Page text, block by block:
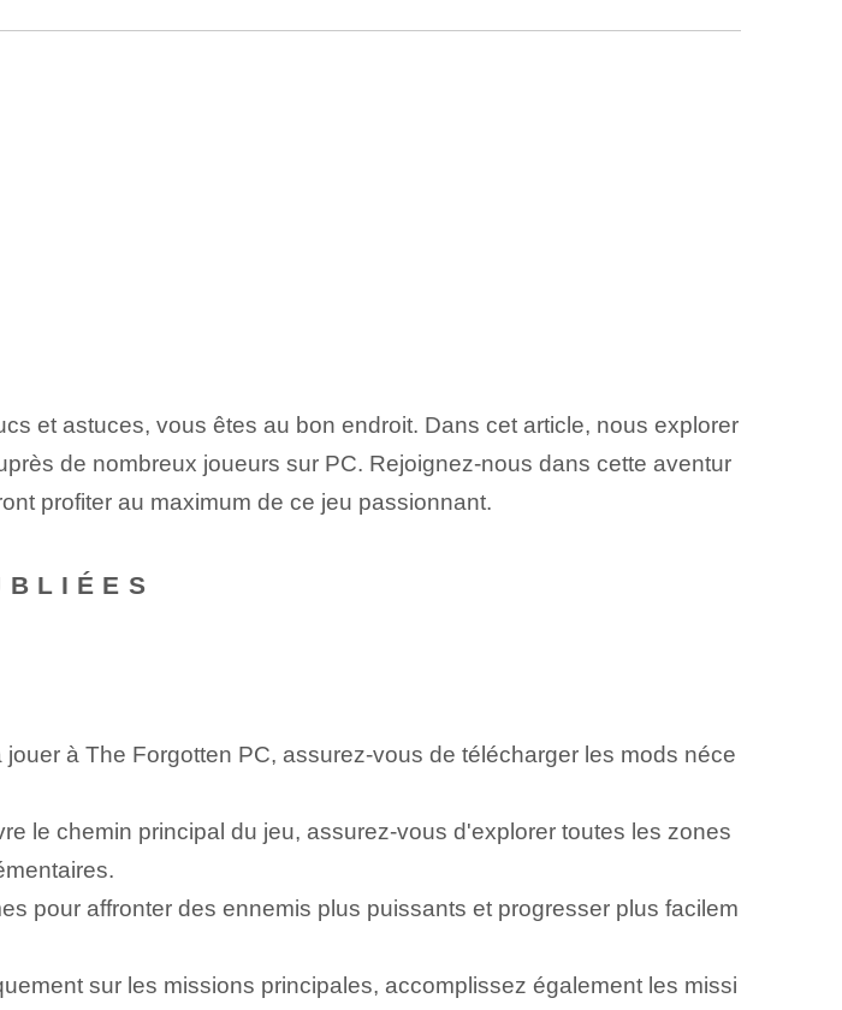
et astuces, vous êtes au bon endroit. Dans cet article, nous explorer
de nombreux joueurs sur PC. Rejoignez-nous dans cette aventur
profiter au maximum de ce jeu passionnant.
à The Forgotten PC, assurez-vous de télécharger les mods néce
le chemin principal du jeu, assurez-vous d'explorer toutes les zones
pour affronter des ennemis plus puissants et progresser plus facilem
sur les missions principales, accomplissez également les missi